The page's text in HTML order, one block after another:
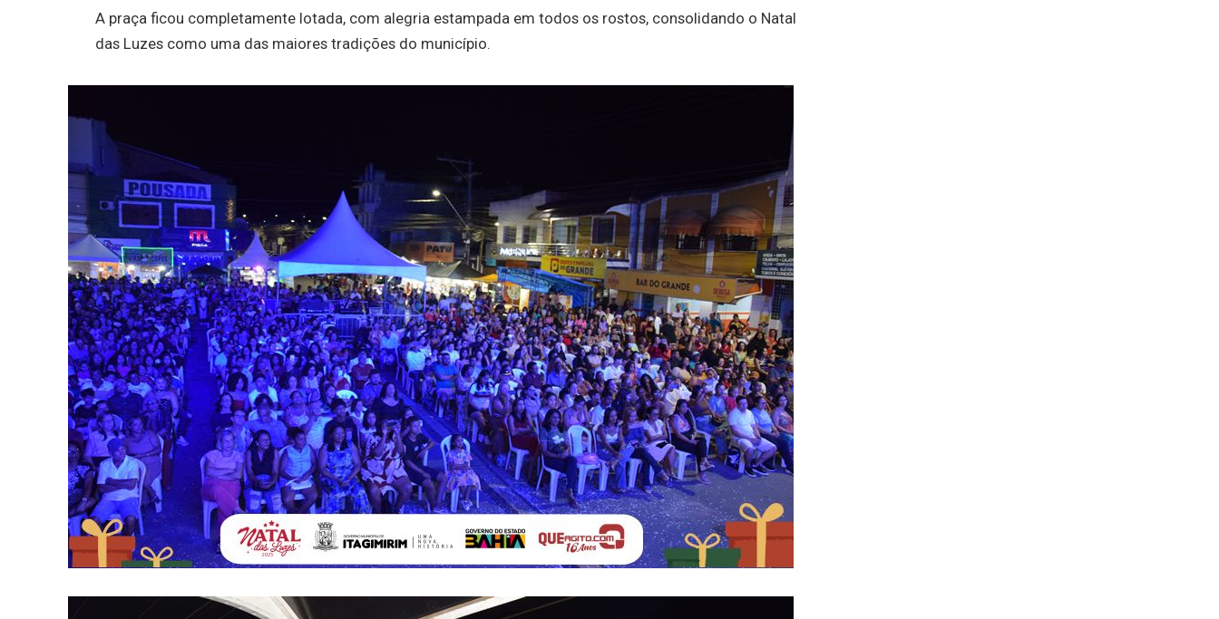
A praça ficou completamente lotada, com alegria estampada em todos os rostos, consolidando o Natal
das Luzes como uma das maiores tradições do município.